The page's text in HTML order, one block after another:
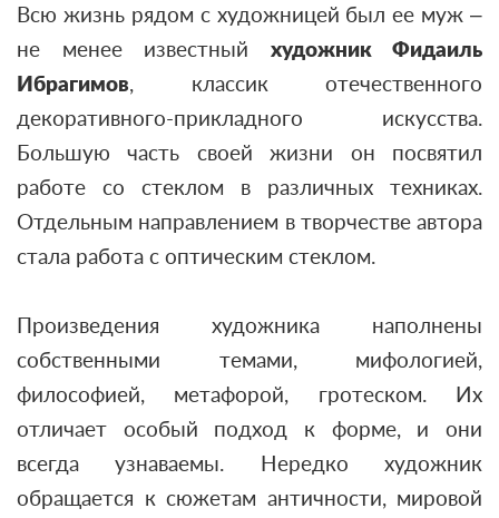
Всю жизнь рядом с художницей был ее муж –
не менее известный художник Фидаиль
Ибрагимов, классик отечественного
декоративного-прикладного искусства.
Большую часть своей жизни он посвятил
работе со стеклом в различных техниках.
Отдельным направлением в творчестве автора
стала работа с оптическим стеклом.
Произведения художника наполнены
собственными темами, мифологией,
философией, метафорой, гротеском. Их
отличает особый подход к форме, и они
всегда узнаваемы. Нередко художник
обращается к сюжетам античности, мировой